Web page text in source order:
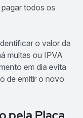
todos os
o valor da
multas ou IPVA
em dia evita
de emitir o novo